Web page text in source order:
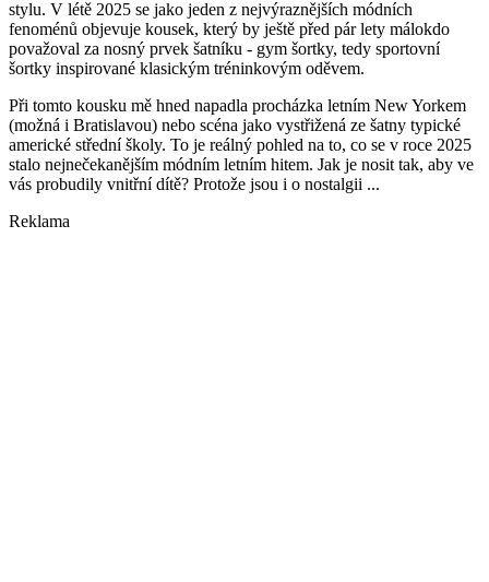
stylu. V létě 2025 se jako jeden z nejvýraznějších módních
fenoménů objevuje kousek, který by ještě před pár lety málokdo
považoval za nosný prvek šatníku - gym šortky, tedy sportovní
šortky inspirované klasickým tréninkovým oděvem.
Při tomto kousku mě hned napadla procházka letním New Yorkem
(možná i Bratislavou) nebo scéna jako vystřižená ze šatny typické
americké střední školy. To je reálný pohled na to, co se v roce 2025
stalo nejnečekanějším módním letním hitem. Jak je nosit tak, aby ve
vás probudily vnitřní dítě? Protože jsou i o nostalgii ...
Reklama